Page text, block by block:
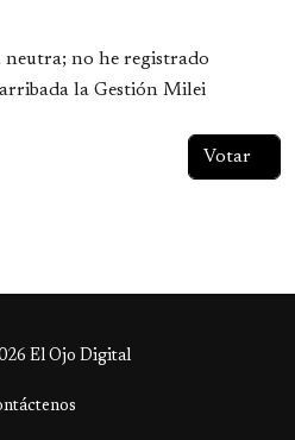
no he registrado
arribada la Gestión Milei
El Ojo Digital